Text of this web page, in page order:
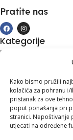
Kako bismo pružili
kolačića za pohranu
pristanak za ove
poput ponašanja pri
stranici. Nepoštivanje
utjecati na određene
Pratite nas
Kategorije
Kupovina i
Kontakt
Branilaca Bosne,
+387 35 555 999
info@pconer.ba